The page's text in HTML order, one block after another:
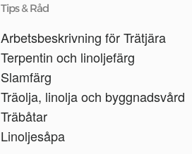
Tips & Råd
Arbetsbeskrivning för Trätjära
Terpentin och linoljefärg
Slamfärg
Träolja, linolja och byggnadsvård
Träbåtar
Linoljesåpa